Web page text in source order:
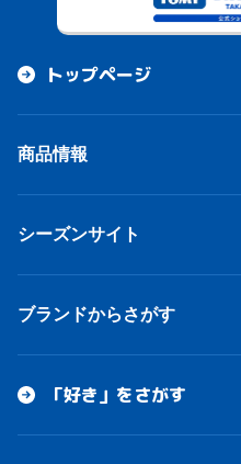
トップページ
商品情報
シーズンサイト
ブランドからさがす
「好き」をさがす